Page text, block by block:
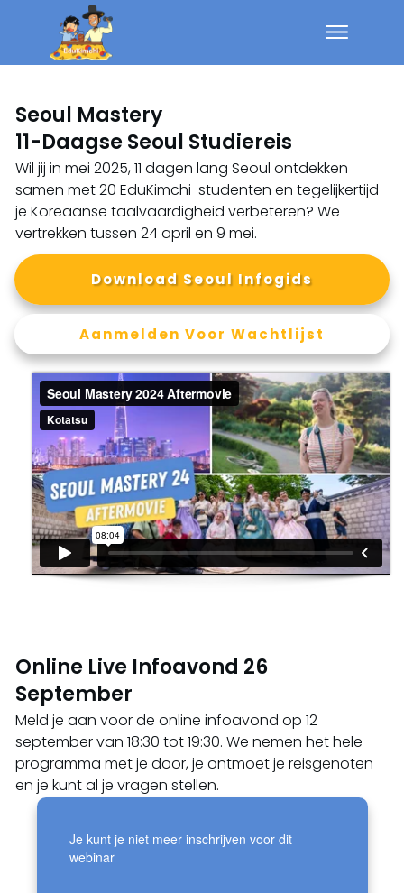
Seoul Mastery
11-Daagse Seoul Studiereis
Wil jij in mei 2025, 11 dagen lang Seoul ontdekken
samen met 20 EduKimchi-studenten en tegelijkertijd
je Koreaanse taalvaardigheid verbeteren? We
vertrekken tussen 24 april en 9 mei.
Download Seoul Infogids
Aanmelden Voor Wachtlijst
Online Live Infoavond 26
September
Meld je aan voor de online infoavond op 12
september van 18:30 tot 19:30. We nemen het hele
programma met je door, je ontmoet je reisgenoten
en je kunt al je vragen stellen.